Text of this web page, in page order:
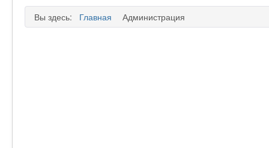
Вы здесь: Главная Администрация